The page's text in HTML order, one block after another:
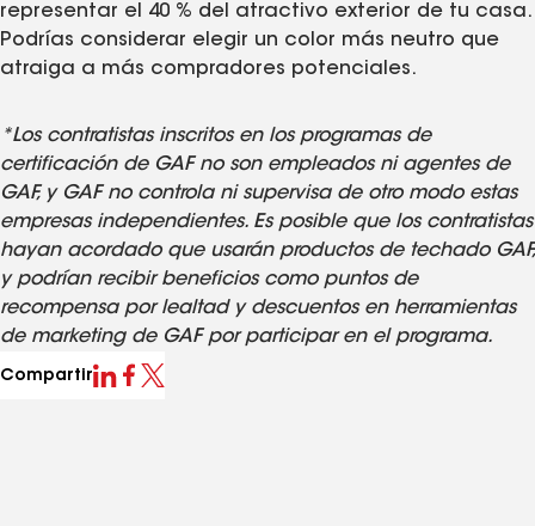
representar el 40 % del atractivo exterior de tu casa.
Podrías considerar elegir un color más neutro que
atraiga a más compradores potenciales.
*Los contratistas inscritos en los programas de
certificación de GAF no son empleados ni agentes de
GAF, y GAF no controla ni supervisa de otro modo estas
empresas independientes. Es posible que los contratistas
hayan acordado que usarán productos de techado GAF,
y podrían recibir beneficios como puntos de
recompensa por lealtad y descuentos en herramientas
de marketing de GAF por participar en el programa.
Compartir